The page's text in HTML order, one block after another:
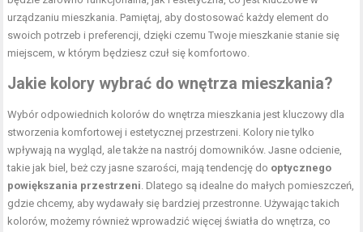
urządzaniu mieszkania. Pamiętaj, aby dostosować każdy element do
swoich potrzeb i preferencji, dzięki czemu Twoje mieszkanie stanie się
miejscem, w którym będziesz czuł się komfortowo.
Jakie kolory wybrać do wnętrza mieszkania?
Wybór odpowiednich kolorów do wnętrza mieszkania jest kluczowy dla
stworzenia komfortowej i estetycznej przestrzeni. Kolory nie tylko
wpływają na wygląd, ale także na nastrój domowników. Jasne odcienie,
takie jak biel, beż czy jasne szarości, mają tendencję do optycznego
powiększania przestrzeni. Dlatego są idealne do małych pomieszczeń,
gdzie chcemy, aby wydawały się bardziej przestronne. Używając takich
kolorów, możemy również wprowadzić więcej światła do wnętrza, co